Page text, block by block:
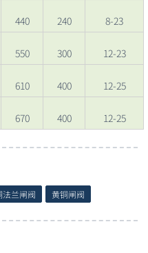
440 240 8-23
550 300 12-23
610 400 12-25
670 400 12-25
法兰闸阀 黄铜闸阀